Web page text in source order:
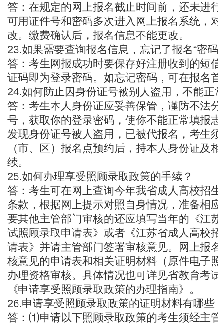
答：在规定的网上报名截止时间前，还未进
可用证件号和密码多次进入网上报名系统，
改。缴费确认后，报名信息不能更改。
23.如果需要查询报名信息，忘记了报名“密
答：考生网报成功时要保存好注册收到的短
证码即为登录密码。如忘记密码，可在报名
24.如何防止因身份证号被别人盗用，不能正
答：考生本人身份证应妥善保管，谨防不法
号，获取你的登录密码，使你不能正常填报
发现身份证号被人盗用，已被代报名，考生
（市、区）报名点预约后，持本人身份证及
续。
25.如何办理享受照顾录取政策的手续？
答：考生可在网上查询今年我省成人高校招
条款，根据网上提示对照自身情况，准备相
要其他主管部门审核的还应填写当年的《江
试照顾录取申请表》或者《江苏省成人高校
请表》并请主管部门签署审核意见。网上报
核意见的申请表和相关证明材料（原件电子
办理资格审核。具体情况也可详见省教育考
《申请享受照顾录取政策的办理指南》。
26.申请享受照顾录取政策的证明材料有哪些
答：⑴申请以下照顾录取政策的考生须经主